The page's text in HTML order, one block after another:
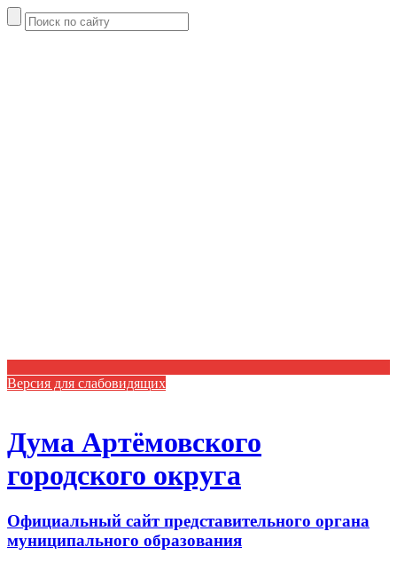
Версия для слабовидящих
Дума Артёмовского
городского округа
Официальный сайт представительного органа
муниципального образования